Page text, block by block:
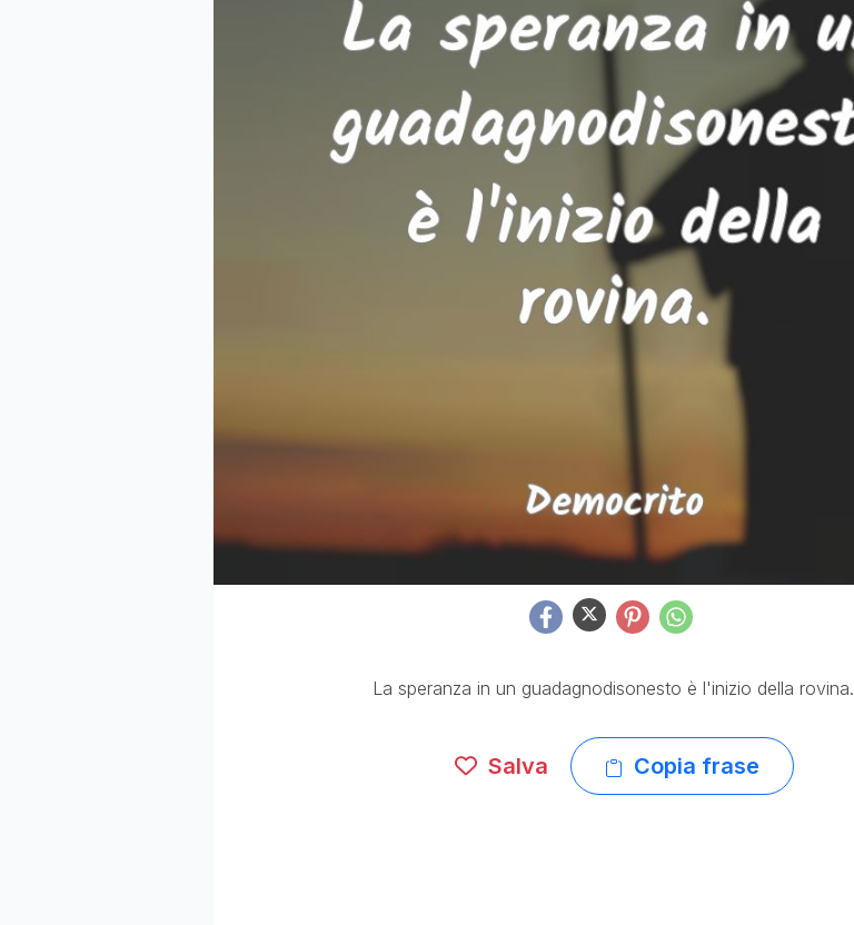
La speranza in un guadagnodisonesto è l'inizio della rovina.
Salva Copia frase